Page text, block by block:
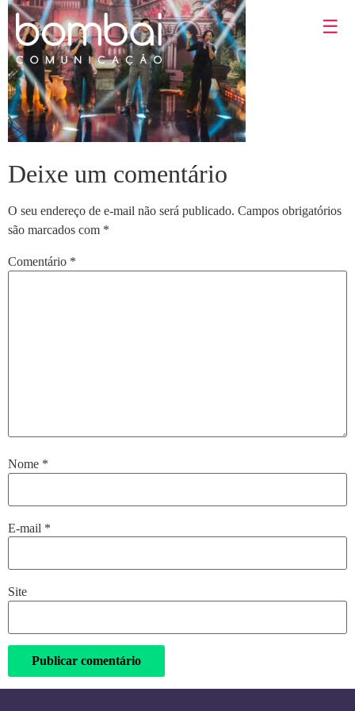
☰
Deixe um comentário
O seu endereço de e-mail não será publicado. Campos obrigatórios
são marcados com *
Comentário *
Nome *
E-mail *
Site